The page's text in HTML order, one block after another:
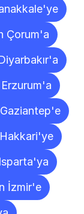
Çorum'a
İzmir'e